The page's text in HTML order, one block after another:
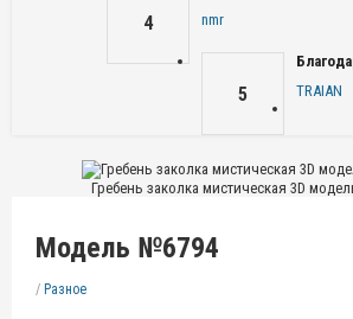
4
nmr
5
TRAIAN
Гребень заколка мистическая 3D
Модель №6794
/ Разное